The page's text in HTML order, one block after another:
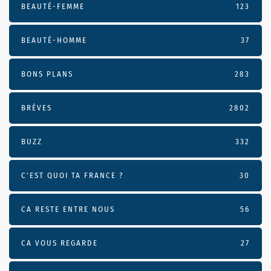
BEAUTÉ-FEMME 123
BEAUTÉ-HOMME 37
BONS PLANS 283
BRÈVES 2802
BUZZ 332
C'EST QUOI TA FRANCE ? 30
CA RESTE ENTRE NOUS 56
CA VOUS REGARDE 27